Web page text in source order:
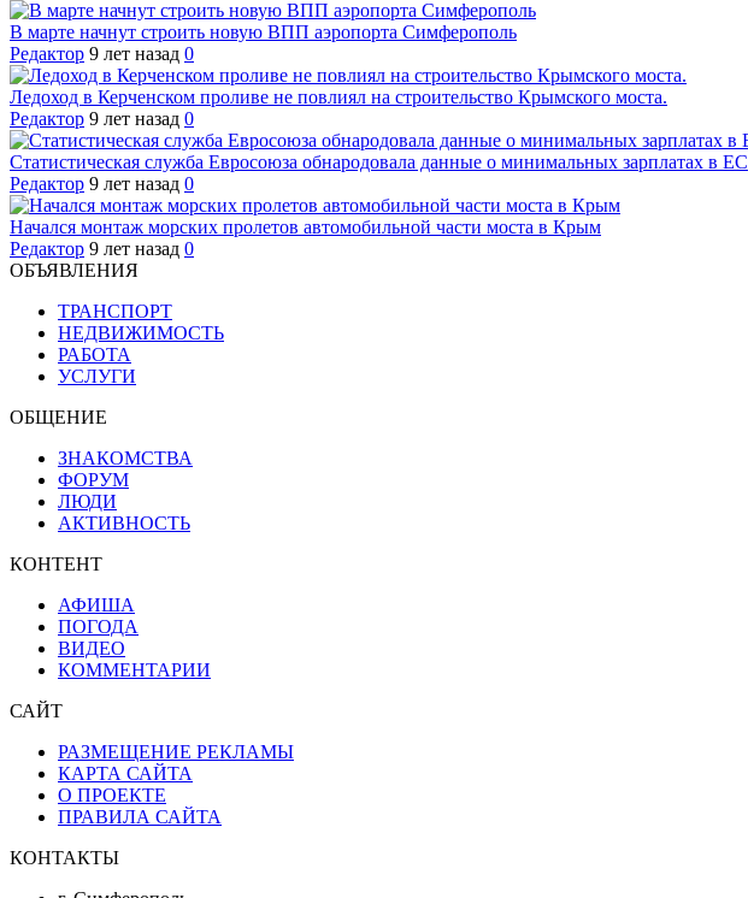
В марте начнут строить новую ВПП аэропорта Симферополь
Редактор 9 лет назад 0
Ледоход в Керченском проливе не повлиял на строительство Крымского моста.
Редактор 9 лет назад 0
Статистическая служба Евросоюза обнародовала данные о минимальных зарплатах в ЕС
Редактор 9 лет назад 0
Начался монтаж морских пролетов автомобильной части моста в Крым
Редактор 9 лет назад 0
ОБЪЯВЛЕНИЯ
ТРАНСПОРТ
НЕДВИЖИМОСТЬ
РАБОТА
УСЛУГИ
ОБЩЕНИЕ
ЗНАКОМСТВА
ФОРУМ
ЛЮДИ
АКТИВНОСТЬ
КОНТЕНТ
АФИША
ПОГОДА
ВИДЕО
КОММЕНТАРИИ
САЙТ
РАЗМЕЩЕНИЕ РЕКЛАМЫ
КАРТА САЙТА
О ПРОЕКТЕ
ПРАВИЛА САЙТА
КОНТАКТЫ